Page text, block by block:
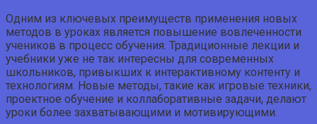
Одним из ключевых преимуществ применения новых
методов в уроках является повышение вовлеченности
учеников в процесс обучения. Традиционные лекции и
учебники уже не так интересны для современных
школьников, привыкших к интерактивному контенту и
технологиям. Новые методы, такие как игровые техники,
проектное обучение и коллаборативные задачи, делают
уроки более захватывающими и мотивирующими.